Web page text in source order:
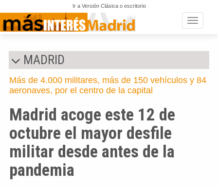
Ir a Versión Clásica o escritorio
Toggle
MADRID
Más de 4.000 militares, más de 150 vehículos y 84
aeronaves, por el centro de la capital
Madrid acoge este 12 de
octubre el mayor desfile
militar desde antes de la
pandemia